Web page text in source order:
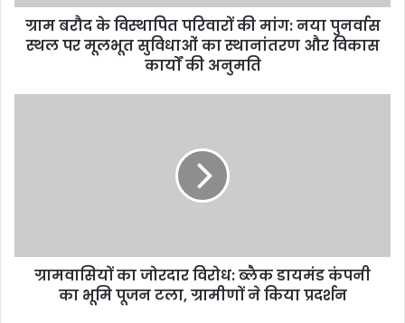
ग्राम बरौद के विस्थापित परिवारों की मांग: नया पुनर्वास
स्थल पर मूलभूत सुविधाओं का स्थानांतरण और विकास
कार्यों की अनुमति
ग्रामवासियों का जोरदार विरोध: ब्लैक डायमंड कंपनी
का भूमि पूजन टला, ग्रामीणों ने किया प्रदर्शन